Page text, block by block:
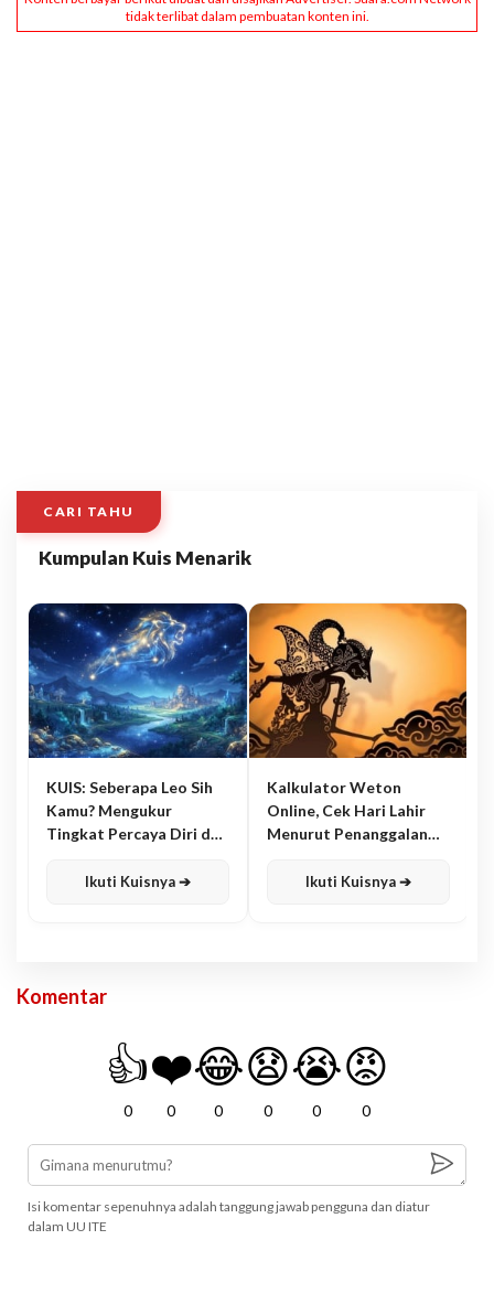
CARI TAHU
Kumpulan Kuis Menarik
KUIS: Seberapa Leo Sih
Kamu? Mengukur
Tingkat Percaya Diri dan
Ikuti Kuisnya ➔
Kalkulator Weton
Online, Cek Hari Lahir
Menurut Penanggalan
Ikuti Kuisnya ➔
Komentar
👍
0
❤️
0
😂
0
😧
0
😭
0
😡
0
Isi komentar sepenuhnya adalah tanggung jawab pengguna dan diatur
dalam UU ITE